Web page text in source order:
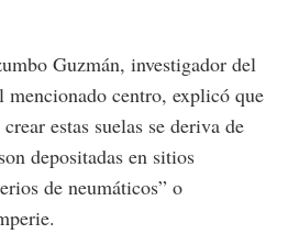
Guzmán, investigador del
centro, explicó que
estas suelas se deriva de
depositadas en sitios
de neumáticos” o